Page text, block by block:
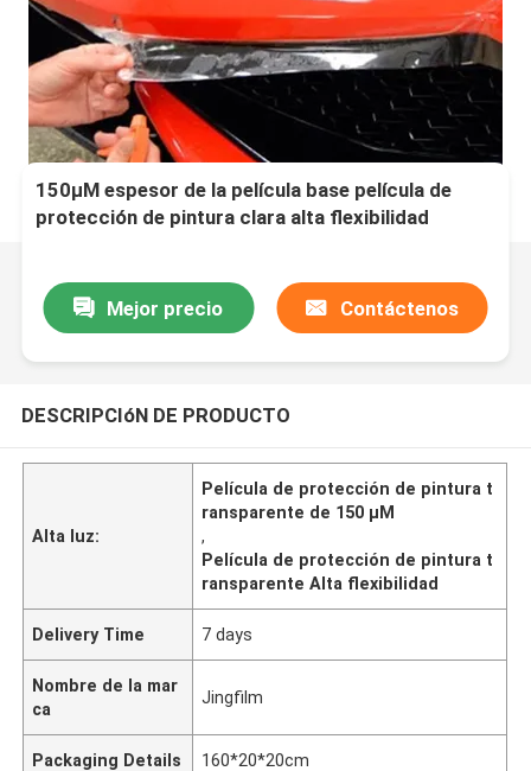
150μM espesor de la película base película de
protección de pintura clara alta flexibilidad
Mejor precio Contáctenos
DESCRIPCIóN DE PRODUCTO
Alta luz:
Película de protección de pintura t
ransparente de 150 μM
,
Película de protección de pintura t
ransparente Alta flexibilidad
Delivery Time 7 days
Nombre de la mar
ca
Jingfilm
Packaging Details 160*20*20cm